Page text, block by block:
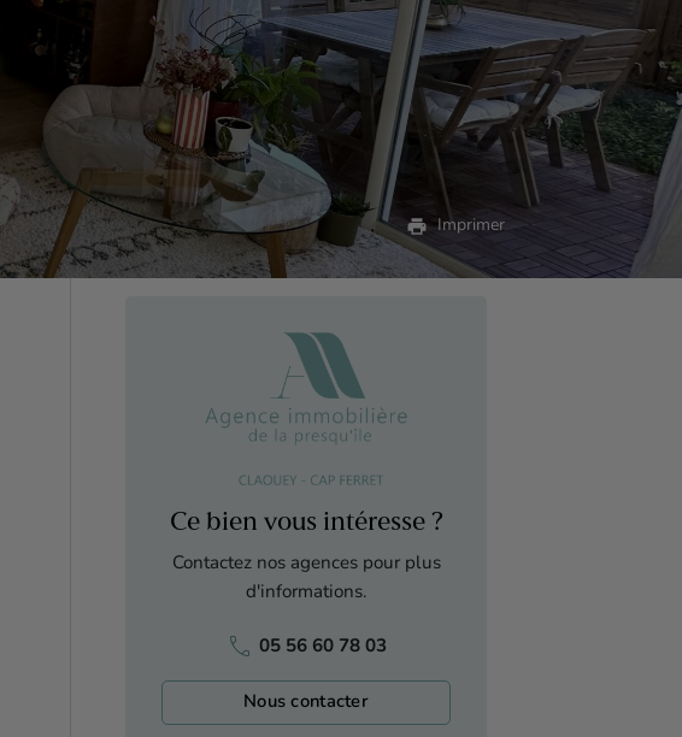
print Imprimer
Ce bien vous intéresse ?
Contactez nos agences pour plus
d'informations.
phone 05 56 60 78 03
Nous contacter